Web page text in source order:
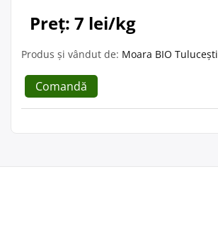
Preț: 7 lei/kg
Produs și vândut de: Moara BIO Tulucești
Comandă